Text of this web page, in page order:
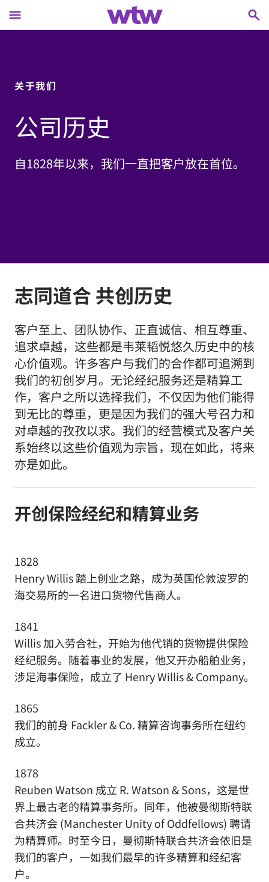
menu search
关于我们
公司历史
自1828年以来，我们一直把客户放在首位。
志同道合 共创历史
客户至上、团队协作、正直诚信、相互尊重、
追求卓越，这些都是韦莱韬悦悠久历史中的核
心价值观。许多客户与我们的合作都可追溯到
我们的初创岁月。无论经纪服务还是精算工
作，客户之所以选择我们，不仅因为他们能得
到无比的尊重，更是因为我们的强大号召力和
对卓越的孜孜以求。我们的经营模式及客户关
系始终以这些价值观为宗旨，现在如此，将来
亦是如此。
开创保险经纪和精算业务
1828
Henry Willis 踏上创业之路，成为英国伦敦波罗的
海交易所的一名进口货物代售商人。
1841
Willis 加入劳合社，开始为他代销的货物提供保险
经纪服务。随着事业的发展，他又开办船舶业务，
涉足海事保险，成立了 Henry Willis & Company。
1865
我们的前身 Fackler & Co. 精算咨询事务所在纽约
成立。
1878
Reuben Watson 成立 R. Watson & Sons，这是世
界上最古老的精算事务所。同年，他被曼彻斯特联
合共济会 (Manchester Unity of Oddfellows) 聘请
为精算师。时至今日，曼彻斯特联合共济会依旧是
我们的客户，一如我们最早的许多精算和经纪客
户。